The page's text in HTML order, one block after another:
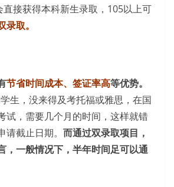
直接获得本科新生录取，105以上可
取。
节省时间成本、签证率高等优势。
生，没来得及考托福或雅思，在国
试，需要几个月的时间，这样就错
截止日期。 而通过双录取项目，
，一般情况下，半年时间足可以通